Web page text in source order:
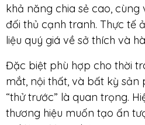
khả năng chia sẻ cao, cùng
đối thủ cạnh tranh. Thực tế
liệu quý giá về sở thích và
Đặc biệt phù hợp cho thời
mắt, nội thất, và bất kỳ sản
“thử trước” là quan trọng.
thương hiệu muốn tạo ấn